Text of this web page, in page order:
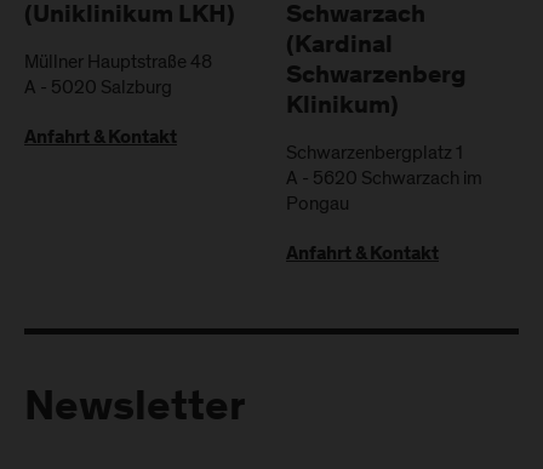
(Uniklinikum LKH)
Müllner Hauptstraße 48
A - 5020 Salzburg
Anfahrt & Kontakt
Schwarzach
(Kardinal
Schwarzenberg
Klinikum)
Schwarzenbergplatz 1
A - 5620 Schwarzach im
Pongau
Anfahrt & Kontakt
Newsletter